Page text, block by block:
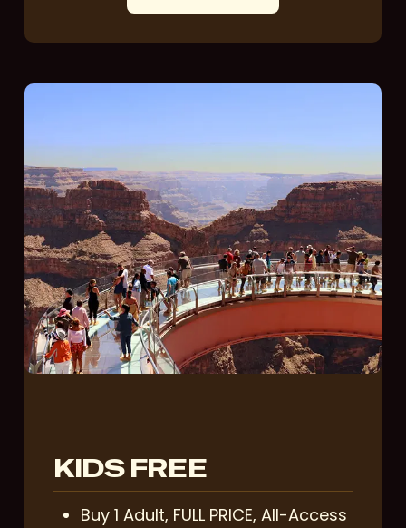
KIDS FREE
Buy 1 Adult, FULL PRICE, All-Access